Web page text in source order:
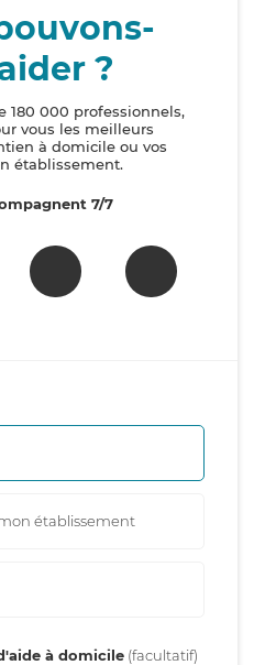
?
180 000 professionnels,
vous les meilleurs
à domicile ou vos
établissement.
7/7
établissement
à domicile